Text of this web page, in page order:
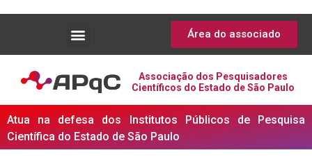
Área do associado
Associação dos Pesquisadores
Científicos do Estado de São Paulo
Atua na defesa dos Institutos Públicos de Pesquisa
Científica do Estado de São Paulo